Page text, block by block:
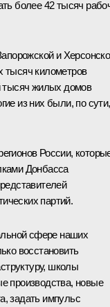
более 42 тысяч
и
тысяч километров
тысяч жилых домов
из них были, по сути,
России,
Донбасса
партий.
сфере наших
восстановить
школы
производства, новые
задать импульс